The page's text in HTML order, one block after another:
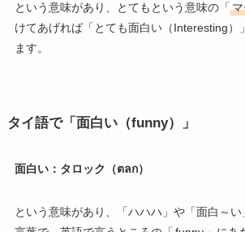
という意味があり、とてもという意味の「
けてあげれば「とても面白い（Interesting）
ます。
タイ語で「面白い（funny）」
面白い：タロック（ตลก）
という意味があり、「ハハハ」や「面白～い